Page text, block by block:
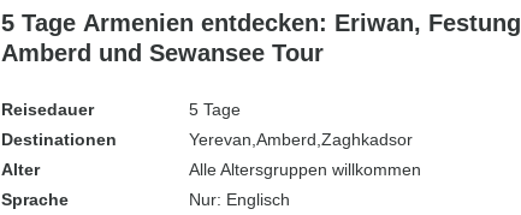
5 Tage Armenien entdecken: Eriwan, Festung
Amberd und Sewansee Tour
Reisedauer
5 Tage
Destinationen
Yerevan, Amberd, Zaghkadsor
Alter
Alle Altersgruppen willkommen
Sprache
Nur: Englisch